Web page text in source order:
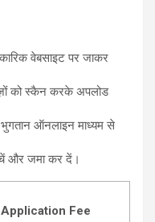
वेबसाइट पर जाकर
को स्कैन करके अपलोड
ऑनलाइन माध्यम से
और जमा कर दें।
Application Fee